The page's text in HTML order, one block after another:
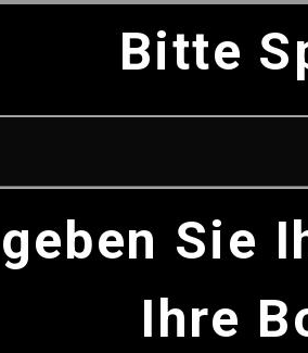
Bitte
Sie
Ihre